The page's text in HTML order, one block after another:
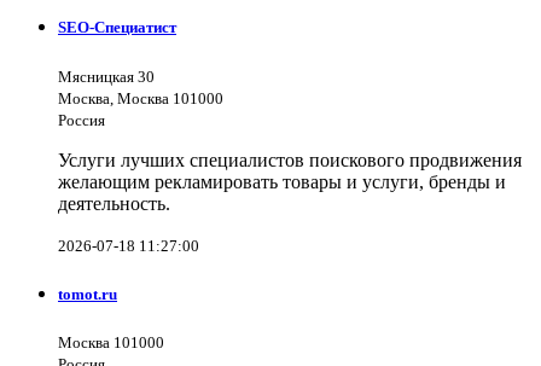
SEO-Специатист
Мясницкая 30
Москва, Москва 101000
Россия
Услуги лучших специалистов поискового продвижения
желающим рекламировать товары и услуги, бренды и
деятельность.
2026-07-18 11:27:00
tomot.ru
Москва 101000